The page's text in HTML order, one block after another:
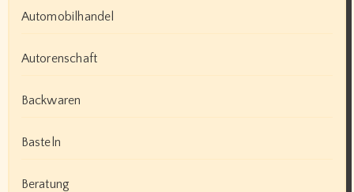
Automobilhandel
Autorenschaft
Backwaren
Basteln
Beratung